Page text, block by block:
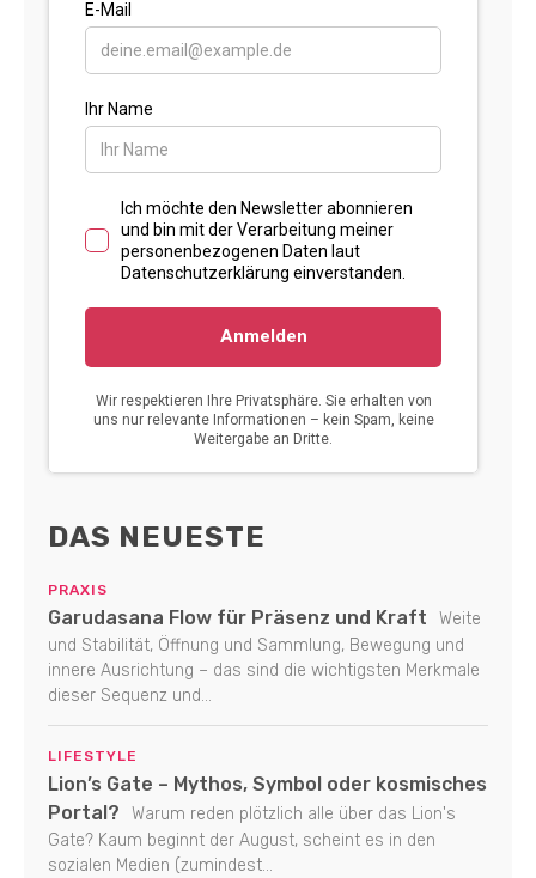
DAS NEUESTE
PRAXIS
Garudasana Flow für Präsenz und Kraft
Weite
und Stabilität, Öffnung und Sammlung, Bewegung und
innere Ausrichtung – das sind die wichtigsten Merkmale
dieser Sequenz und...
LIFESTYLE
Lion’s Gate – Mythos, Symbol oder kosmisches
Portal?
Warum reden plötzlich alle über das Lion's
Gate? Kaum beginnt der August, scheint es in den
sozialen Medien (zumindest...